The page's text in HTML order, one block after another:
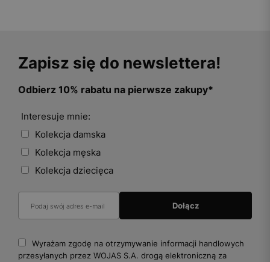
Zapisz się do newslettera!
Odbierz 10% rabatu na pierwsze zakupy*
Interesuje mnie:
Kolekcja damska
Kolekcja męska
Kolekcja dziecięca
Wyrażam zgodę na otrzymywanie informacji handlowych
przesyłanych przez WOJAS S.A. drogą elektroniczną za